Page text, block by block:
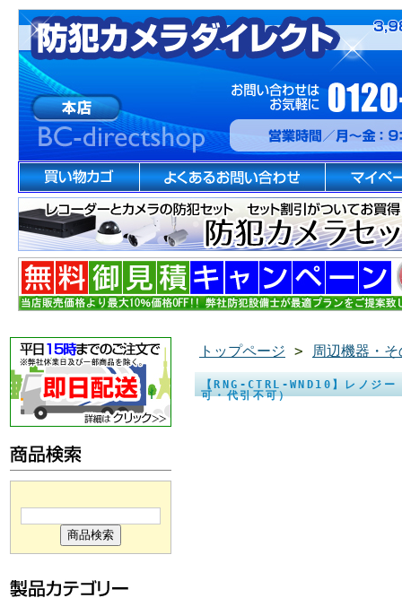
トップページ > 周辺機器・そ
【RNG-CTRL-WND10】レノジ
可・代引不可）